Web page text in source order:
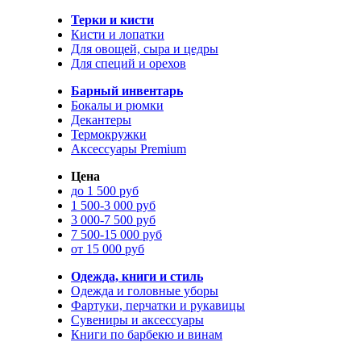
Терки и кисти
Кисти и лопатки
Для овощей, сыра и цедры
Для специй и орехов
Барный инвентарь
Бокалы и рюмки
Декантеры
Термокружки
Аксессуары Premium
Цена
до 1 500 руб
1 500-3 000 руб
3 000-7 500 руб
7 500-15 000 руб
от 15 000 руб
Одежда, книги и стиль
Одежда и головные уборы
Фартуки, перчатки и рукавицы
Сувениры и аксессуары
Книги по барбекю и винам